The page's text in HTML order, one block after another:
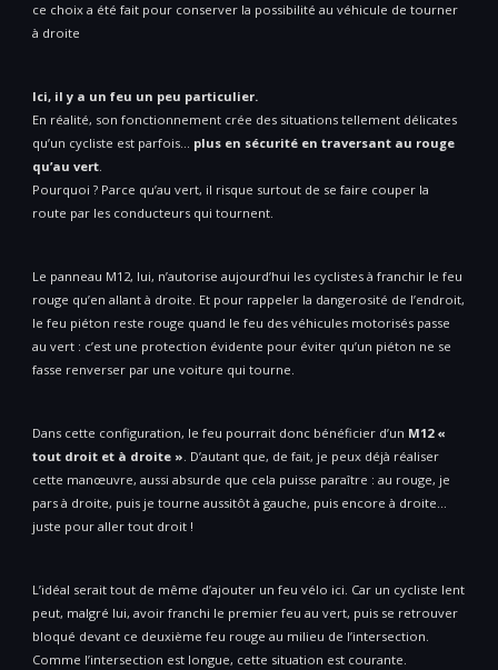
ce choix a été fait pour conserver la possibilité au véhicule de tourner
à droite
Ici, il y a un feu un peu particulier.
En réalité, son fonctionnement crée des situations tellement délicates
qu’un cycliste est parfois… plus en sécurité en traversant au rouge
qu’au vert.
Pourquoi ? Parce qu’au vert, il risque surtout de se faire couper la
route par les conducteurs qui tournent.
Le panneau M12, lui, n’autorise aujourd’hui les cyclistes à franchir le feu
rouge qu’en allant à droite. Et pour rappeler la dangerosité de l’endroit,
le feu piéton reste rouge quand le feu des véhicules motorisés passe
au vert : c’est une protection évidente pour éviter qu’un piéton ne se
fasse renverser par une voiture qui tourne.
Dans cette configuration, le feu pourrait donc bénéficier d’un M12 «
tout droit et à droite ». D’autant que, de fait, je peux déjà réaliser
cette manœuvre, aussi absurde que cela puisse paraître : au rouge, je
pars à droite, puis je tourne aussitôt à gauche, puis encore à droite…
juste pour aller tout droit !
L’idéal serait tout de même d’ajouter un feu vélo ici. Car un cycliste lent
peut, malgré lui, avoir franchi le premier feu au vert, puis se retrouver
bloqué devant ce deuxième feu rouge au milieu de l’intersection.
Comme l’intersection est longue, cette situation est courante.